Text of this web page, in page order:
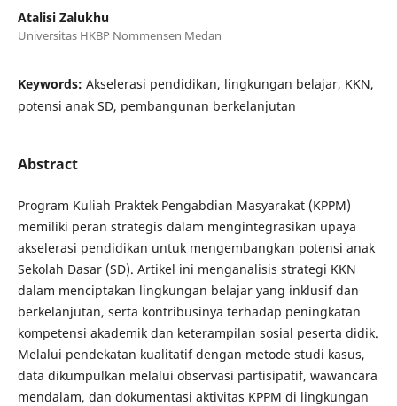
Atalisi Zalukhu
Universitas HKBP Nommensen Medan
Keywords: Akselerasi pendidikan, lingkungan belajar, KKN,
potensi anak SD, pembangunan berkelanjutan
Abstract
Program Kuliah Praktek Pengabdian Masyarakat (KPPM)
memiliki peran strategis dalam mengintegrasikan upaya
akselerasi pendidikan untuk mengembangkan potensi anak
Sekolah Dasar (SD). Artikel ini menganalisis strategi KKN
dalam menciptakan lingkungan belajar yang inklusif dan
berkelanjutan, serta kontribusinya terhadap peningkatan
kompetensi akademik dan keterampilan sosial peserta didik.
Melalui pendekatan kualitatif dengan metode studi kasus,
data dikumpulkan melalui observasi partisipatif, wawancara
mendalam, dan dokumentasi aktivitas KPPM di lingkungan